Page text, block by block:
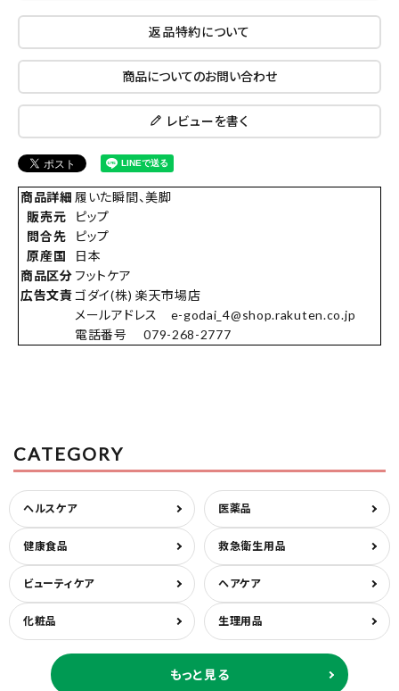
返品特約について
商品についてのお問い合わせ
レビューを書く
商品詳細 履いた瞬間、美脚
販売元
ピップ
問合先
ピップ
原産国
日本
商品区分 フットケア
広告文責ゴダイ(株) 楽天市場店
メールアドレス e-godai_4@shop.rakuten.co.jp
電話番号 079-268-2777
CATEGORY
ヘルスケア 医薬品
健康食品 救急衛生用品
ビューティケア ヘアケア
化粧品 生理用品
もっと見る